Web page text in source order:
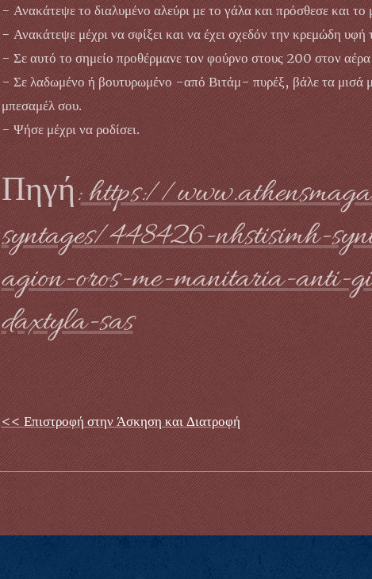
- Ανακάτεψε το διαλυμένο αλεύρι με το γάλα και πρόσθεσε και το
- Ανακάτεψε μέχρι να σφίξει και να έχει σχεδόν την κρεμώδη υφή
- Σε αυτό το σημείο προθέρμανε τον φούρνο στους 200 στον
- Σε λαδωμένο ή βουτυρωμένο -από Βιτάμ- πυρέξ, βάλε τα μισά
μπεσαμέλ σου.
- Ψήσε μέχρι να ροδίσει.
Πηγή:https://
syntages/448426-nhstisimh-
agion-oros-me-manitaria-anti-
daxtyla-sas
<< Επιστροφή στην Άσκηση και Διατροφή